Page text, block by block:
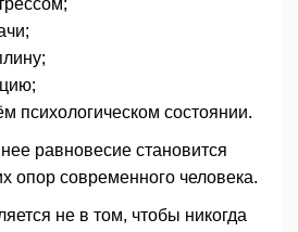
психологическом состоянии.
равновесие становится
опор современного человека.
не в том, чтобы никогда